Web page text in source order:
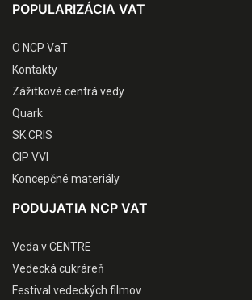
POPULARIZÁCIA VAT
O NCP VaT
Kontakty
Zážitkové centrá vedy
Quark
SK CRIS
CIP VVI
Koncepčné materiály
PODUJATIA NCP VAT
Veda v CENTRE
Vedecká cukráreň
Festival vedeckých filmov